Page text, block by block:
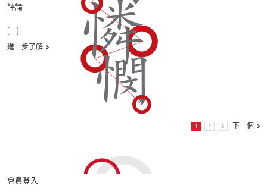
評論
[...]
進一步了解
1 2 3 下一個
會員登入